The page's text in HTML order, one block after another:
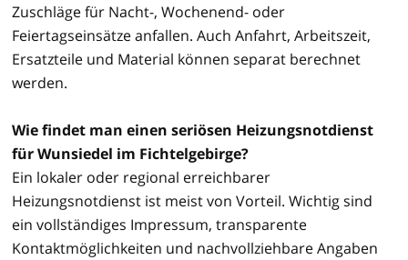
Zuschläge für Nacht-, Wochenend- oder
Feiertagseinsätze anfallen. Auch Anfahrt, Arbeitszeit,
Ersatzteile und Material können separat berechnet
werden.
Wie findet man einen seriösen Heizungsnotdienst
für Wunsiedel im Fichtelgebirge?
Ein lokaler oder regional erreichbarer
Heizungsnotdienst ist meist von Vorteil. Wichtig sind
ein vollständiges Impressum, transparente
Kontaktmöglichkeiten und nachvollziehbare Angaben